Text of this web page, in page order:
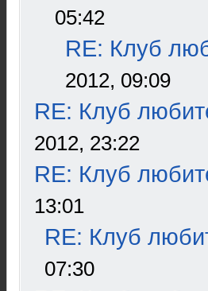
05:42
RE: Клуб
2012, 09:09
RE: Клуб
2012, 23:22
RE: Клуб
13:01
RE: Клуб
07:30